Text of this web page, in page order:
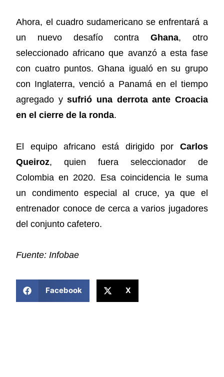
Ahora, el cuadro sudamericano se enfrentará a
un nuevo desafío contra Ghana, otro
seleccionado africano que avanzó a esta fase
con cuatro puntos. Ghana igualó en su grupo
con Inglaterra, venció a Panamá en el tiempo
agregado ysufrió una derrota ante Croacia
en el cierre de la ronda.
El equipo africano está dirigido por Carlos
Queiroz, quien fuera seleccionador de
Colombia en 2020. Esa coincidencia le suma
un condimento especial al cruce, ya que el
entrenador conoce de cerca a varios jugadores
del conjunto cafetero.
Fuente: Infobae
Facebook X